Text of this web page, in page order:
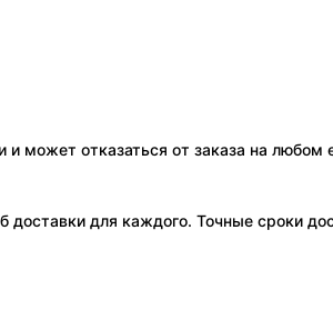
может отказаться от заказа на любом
для каждого. Точные сроки